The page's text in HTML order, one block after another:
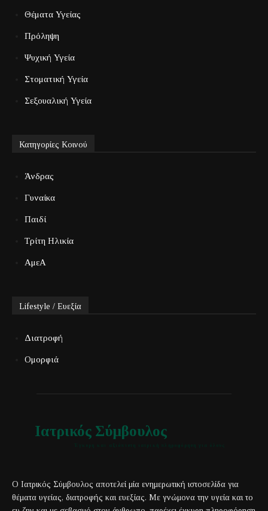
Θέματα Υγείας
Πρόληψη
Ψυχική Υγεία
Στοματική Υγεία
Σεξουαλική Υγεία
Κατηγορίες Κοινού
Άνδρας
Γυναίκα
Παιδί
Τρίτη Ηλικία
ΑμεΑ
Lifestyle / Ευεξία
Διατροφή
Ομορφιά
Ιατρικός Σύμβουλος
Ο Ιατρικός Σύμβουλος αποτελεί μία ενημερωτική ιστοσελίδα για
θέματα υγείας, διατροφής και ευεξίας. Με γνώμονα την υγεία και το